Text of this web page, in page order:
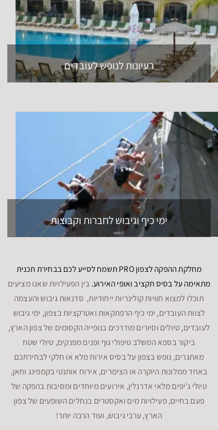
רעיונות לנופש לעובדים
ימי כיף וגיבוש לחברות וקבוצות
מחלקת ההפקה לצפון PRO תשמח לסייע לכם בבחירת תכנית
מתאימה על בסיס תקציב ואופי האירוע. בין הפעילויות שאנו מציעים
תוכלו למצוא חוויות קולינריות ייחודיות, סדנאות גיבוש והעצמה
לצוות העובדים, ימי כיף הרפתקאות ואטרקציות בצפון, ימי גיבוש
לעובדים, טיולים וסיורים מודרכים בנופייה הקסומים של צפון הארץ,
ביקור בספא המשלב טיפולי גוף ופנים מפנקים, טיולי שטח
מאתגרים, נופש בצפון על בסיס אירוח מלא או חלקי לבחירתכם
באחד ממלונות היוקרה או הצימרים, אירוח אותנטי בקמפינג וחאן,
טיולי ג'יפים מלאי אדרנלין, אירועים מיוחדים ומסיבות בהפקה של
פעם בחיים, פעילויות מים ואקסטרים בנחלים השופעים של צפון
הארץ, ערבי גיבוש, ועוד הרבה יותר!